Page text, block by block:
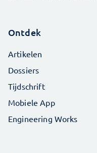
Ontdek
Artikelen
Dossiers
Tijdschrift
Mobiele App
Engineering Works